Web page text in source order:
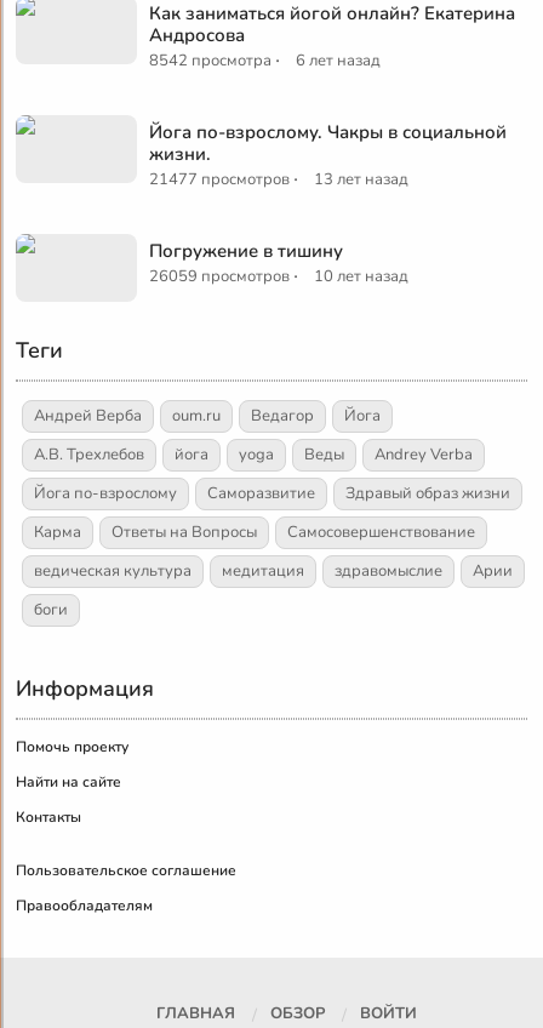
Как заниматься йогой онлайн? Екатерина
Андросова
8542 просмотра · 6 лет назад
Йога по-взрослому. Чакры в социальной
жизни.
21477 просмотров · 13 лет назад
Погружение в тишину
26059 просмотров · 10 лет назад
Теги
Андрей Верба oum.ru Ведагор
Йога
А.В. Трехлебов
йога yoga Веды
Andrey Verba
Йога по-взрослому
Саморазвитие
Здравый образ жизни
Карма
Ответы на Вопросы
Самосовершенствование
ведическая культура
медитация здравомыслие
Арии
боги
Информация
Помочь проекту
Найти на сайте
Контакты
Пользовательское соглашение
Правообладателям
ГЛАВНАЯ ОБЗОР
ВОЙТИ